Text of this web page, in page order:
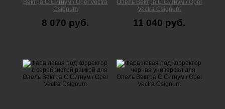
Вектра С Сигнум / Opel Vectra
Сsignum
8 070 руб.
Опель Вектра С Сигнум / Opel
Vectra Сsignum
11 040 руб.